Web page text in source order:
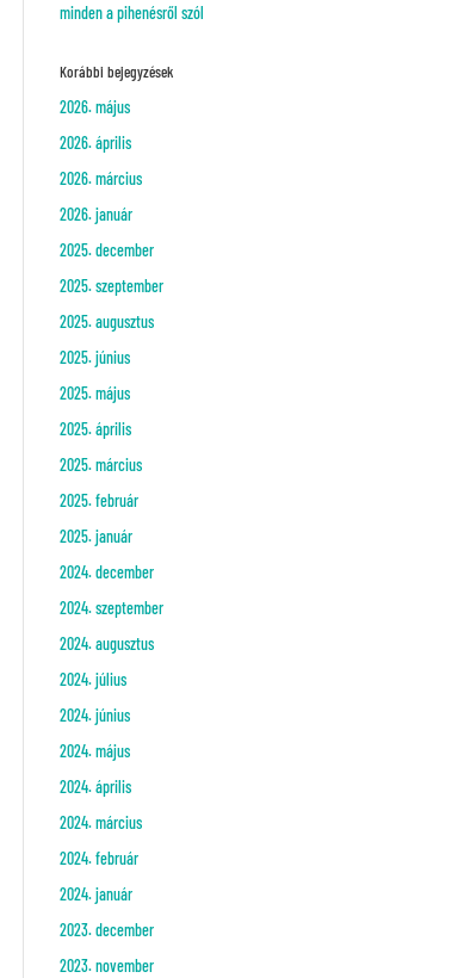
minden a pihenésről szól
Korábbi bejegyzések
2026. május
2026. április
2026. március
2026. január
2025. december
2025. szeptember
2025. augusztus
2025. június
2025. május
2025. április
2025. március
2025. február
2025. január
2024. december
2024. szeptember
2024. augusztus
2024. július
2024. június
2024. május
2024. április
2024. március
2024. február
2024. január
2023. december
2023. november